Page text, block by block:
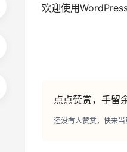
欢迎使用
点点赞赏，手留
还没有人赞赏，快来当